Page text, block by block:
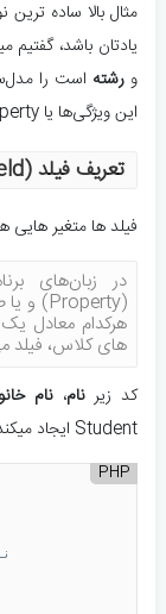
مثال بالا ساده
یادتان باشد، گفتیم
و رشته است را
این ویژگی‌ها یا Property ها باشد.
تعریف فیلد (Field) در کلاس
فیلد ها متغیر
هرکدام معادل
های کلاس، فیلد
کد زیرنام،‌نام
Student ایجاد میکند.
PHP